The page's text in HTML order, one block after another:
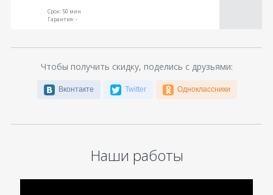
Срок:50 мин
Гарантия:-
Чтобы получить скидку, поделись с друзьями:
Вконтакте Twitter Одноклассники
Наши работы